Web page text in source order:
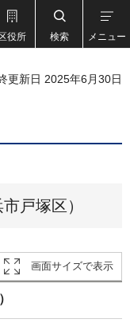
区役所 検索 メニュー
更新日 2025年6月30日
戸塚区）
画面サイズで表示